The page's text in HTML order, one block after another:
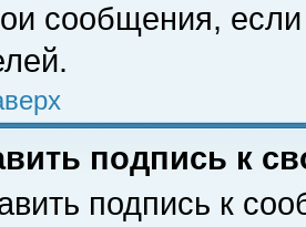
сообщения,
подпись к
подпись к